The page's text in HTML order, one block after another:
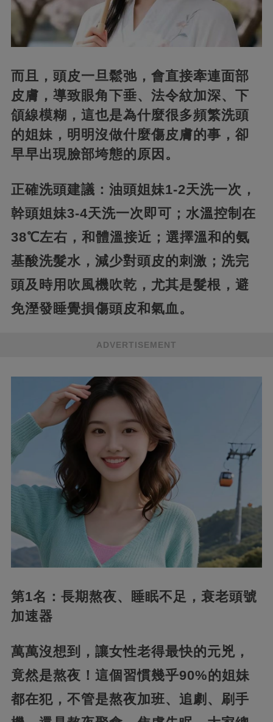
而且，頭皮一旦鬆弛，會直接牽連面部
皮膚，導致眼角下垂、法令紋加深、下
頜線模糊，這也是為什麼很多頻繁洗頭
的姐妹，明明沒做什麼傷皮膚的事，卻
早早出現臉部垮態的原因。
正確洗頭建議：油頭姐妹1-2天洗一次，
幹頭姐妹3-4天洗一次即可；水溫控制在
38℃左右，和體溫接近；選擇溫和的氨
基酸洗髮水，減少對頭皮的刺激；洗完
頭及時用吹風機吹乾，尤其是髮根，避
免溼發睡覺損傷頭皮和氣血。
ADVERTISEMENT
第1名：長期熬夜、睡眠不足，衰老頭號
加速器
萬萬沒想到，讓女性老得最快的元兇，
竟然是熬夜！這個習慣幾乎90%的姐妹
都在犯，不管是熬夜加班、追劇、刷手